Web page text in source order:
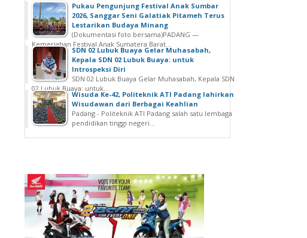
‎Pukau Pengunjung Festival Anak Sumbar
2026, Sanggar Seni Galatiak Pitameh Terus
Lestarikan Budaya Minang
(Dokumentasi foto bersama)‎‎PADANG —
Kemeriahan Festival Anak Sumatera Barat...
SDN 02 Lubuk Buaya Gelar Muhasabah,
Kepala SDN 02 Lubuk Buaya: untuk
Introspeksi Diri
SDN 02 Lubuk Buaya Gelar Muhasabah, Kepala SDN
02 Lubuk Buaya: untuk...
Wisuda Ke-42, Politeknik ATI Padang lahirkan
Wisudawan dari Berbagai Keahlian
Padang - Politeknik ATI Padang salah satu lembaga
pendidikan tinggi negeri...